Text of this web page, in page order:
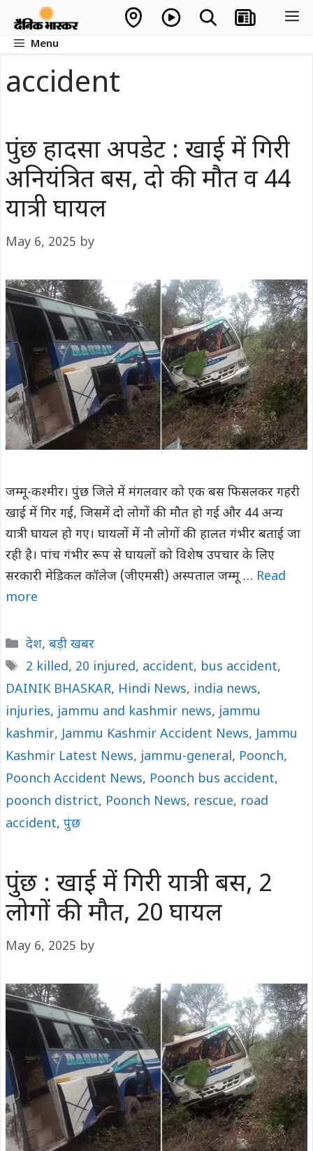
contentMenu
accident
पुंछ हादसा अपडेट : खाई में गिरी
अनियंत्रित बस, दो की मौत व 44
यात्री घायल
May 6, 2025 by
जम्मू-कश्मीर। पुंछ जिले में मंगलवार को एक बस फिसलकर गहरी
खाई में गिर गई, जिसमें दो लोगों की मौत हो गई और 44 अन्य
यात्री घायल हो गए। घायलों में नौ लाेगाें की हालत गंभीर बताई जा
रही है। पांच गंभीर रूप से घायलों को विशेष उपचार के लिए
सरकारी मेडिकल कॉलेज (जीएमसी) अस्पताल जम्मू … Read
more
Categories
देश, बड़ी खबर
Tags
2 killed, 20 injured, accident, bus accident,
DAINIK BHASKAR, Hindi News, india news,
injuries, jammu and kashmir news, jammu
kashmir,Jammu Kashmir Accident News,Jammu
Kashmir Latest News, jammu-general, Poonch,
Poonch Accident News, Poonch bus accident,
poonch district, Poonch News, rescue, road
accident, पुंछ
पुंछ : खाई में गिरी यात्री बस, 2
लोगों की मौत, 20 घायल
May 6, 2025 by